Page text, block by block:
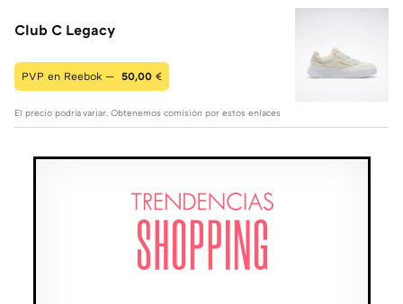
Club C Legacy
PVP en Reebok — 50,00 €
El precio podría variar. Obtenemos comisión por estos enlaces